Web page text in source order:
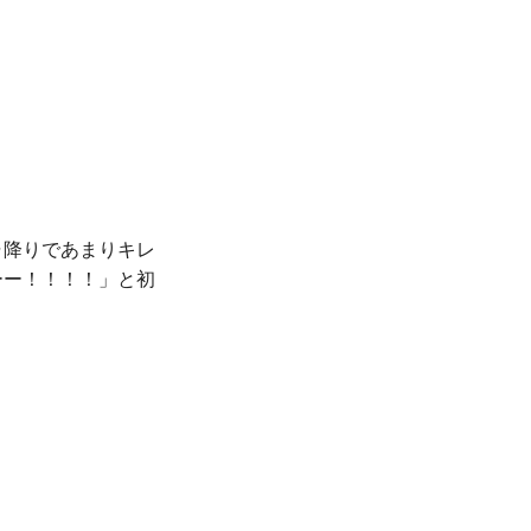
りであまりキレ
！！！！」と初